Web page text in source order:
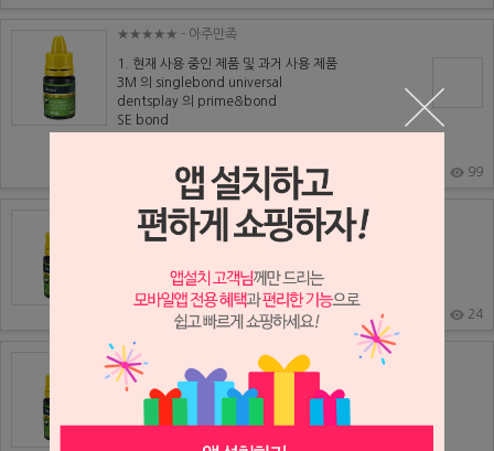
★★★★★ - 아주만족
1. 현재 사용 중인 제품 및 과거 사용 제품
3M 의 singlebond universal
dentsplay 의 prime&bond
SE bond
2025-10-02 w******* 99
★★★★★ - 아주만족
현재 이것보다 낮은 단계의 글루마로 지각과민처치중입
제조사 말대로 이제품이 지각과민처치에 더 효...
2025-10-02 p********** 24
★★★★★
1.기존사용제품 : singlebond universial
2. 장점: 냄새가 거의 없고, 발림성도 나쁘지 않음.
3. 단점: .